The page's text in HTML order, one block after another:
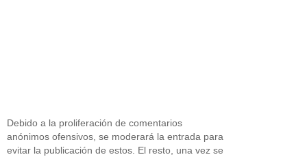
Debido a la proliferación de comentarios
anónimos ofensivos, se moderará la entrada para
evitar la publicación de estos. El resto, una vez se